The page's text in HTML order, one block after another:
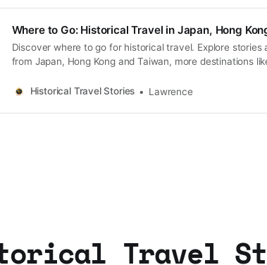
Where to Go: Historical Travel in Japan, Hong
Discover where to go for historical travel. Explore stories
from Japan, Hong Kong and Taiwan, more destinations
Historical Travel Stories
Lawrence
Travel